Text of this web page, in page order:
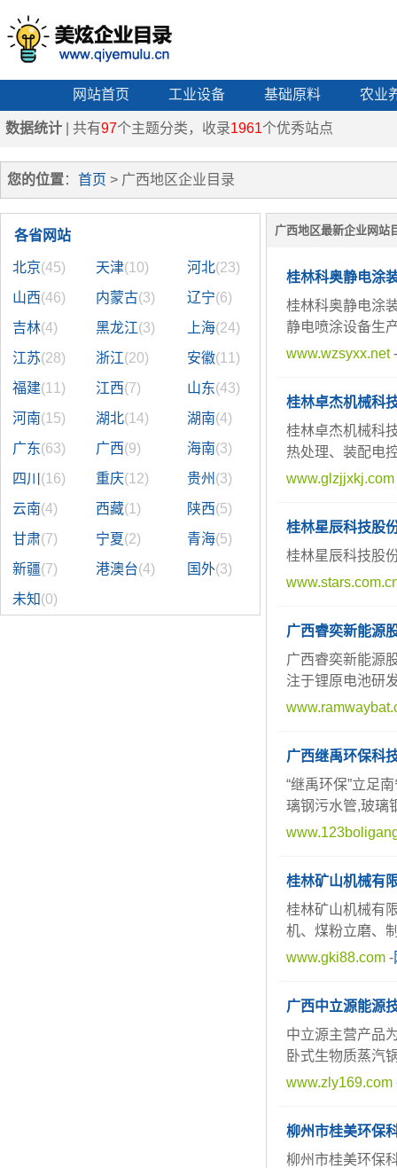
网站首页 工业设备 基础原料 农业
数据统计 | 共有97个主题分类，收录1961个优秀站点
您的位置： 首页 > 广西地区企业目录
各省网站
北京(45) 天津(10) 河北(23)
山西(46) 内蒙古(3) 辽宁(6)
吉林(4) 黑龙江(3) 上海(24)
江苏(28) 浙江(20) 安徽(11)
福建(11) 江西(7) 山东(43)
河南(15) 湖北(14) 湖南(4)
广东(63) 广西(9) 海南(3)
四川 (16) 重庆(12) 贵州 (3)
云南(4) 西藏(1) 陕西(5)
甘肃(7) 宁夏(2) 青海(5)
新疆(7) 港澳台(4) 国外(3)
未知(0)
广西地区最新企业网站
桂林科奥静电涂
桂林科奥静电涂
静电喷涂设备生
www.wzsyxx.net-
桂林卓杰机械科
桂林卓杰机械科
热处理、装配电
www.glzjjxkj.com
桂林星辰科技股
桂林星辰科技股
广西睿奕新能源
广西睿奕新能源
注于锂原电池研
广西继禹环保科
“继禹环保”立足
璃钢污水管,玻璃
桂林矿山机械有
桂林矿山机械有
机、煤粉立磨、
www.gki88.com-
广西中立源能源
中立源主营产品
卧式生物质蒸汽
www.zly169.com
柳州市桂美环保
柳州市桂美环保